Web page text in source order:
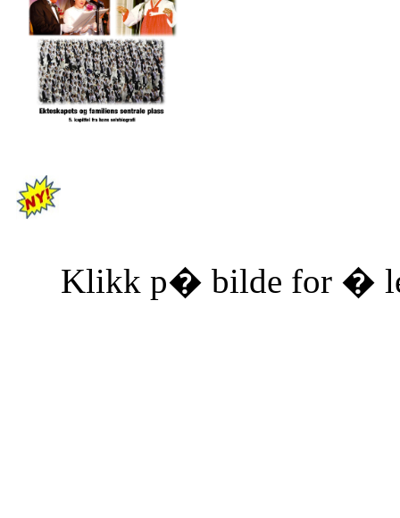
Klikk p� bilde for �